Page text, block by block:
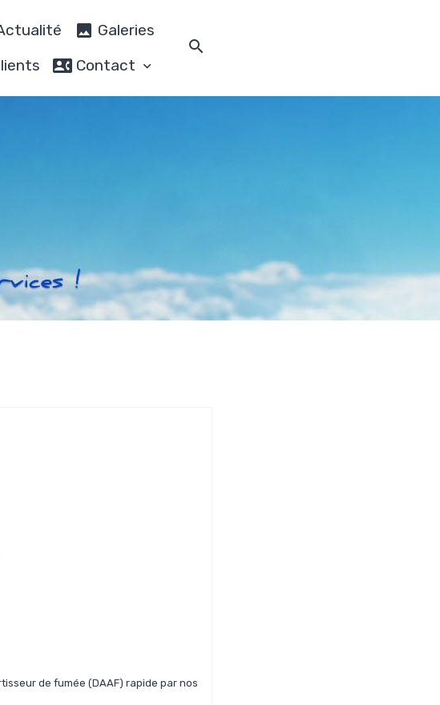
Galeries
Contact
de fumée (DAAF) rapide par nos